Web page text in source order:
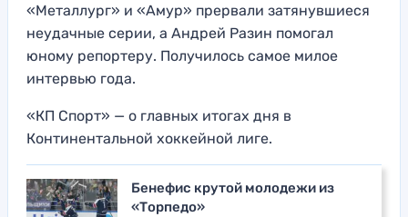
«Металлург» и «Амур» прервали затянувшиеся
неудачные серии, а Андрей Разин помогал
юному репортеру. Получилось самое милое
интервью года.
«КП Спорт» — о главных итогах дня в
Континентальной хоккейной лиге.
Бенефис крутой молодежи из
«Торпедо»